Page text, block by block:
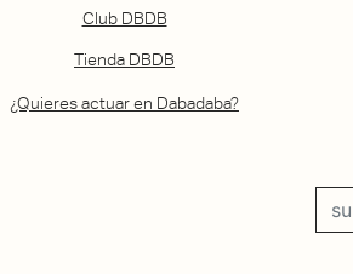
Club DBDB
Tienda DBDB
¿Quieres actuar en Dabadaba?